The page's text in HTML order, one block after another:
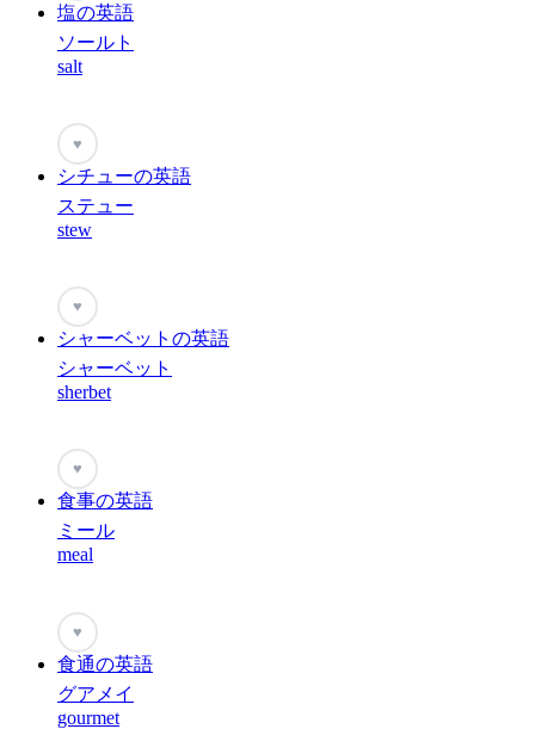
塩の英語
ソールト
salt
♥
シチューの英語
ステュー
stew
♥
シャーベットの英語
シャーベット
sherbet
♥
食事の英語
ミール
meal
♥
食通の英語
グアメイ
gourmet